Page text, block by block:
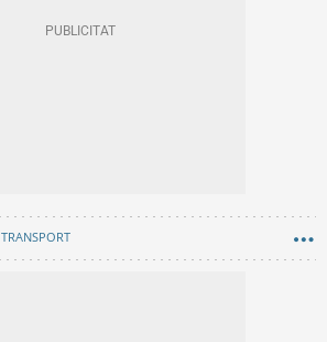
TRANSPORT